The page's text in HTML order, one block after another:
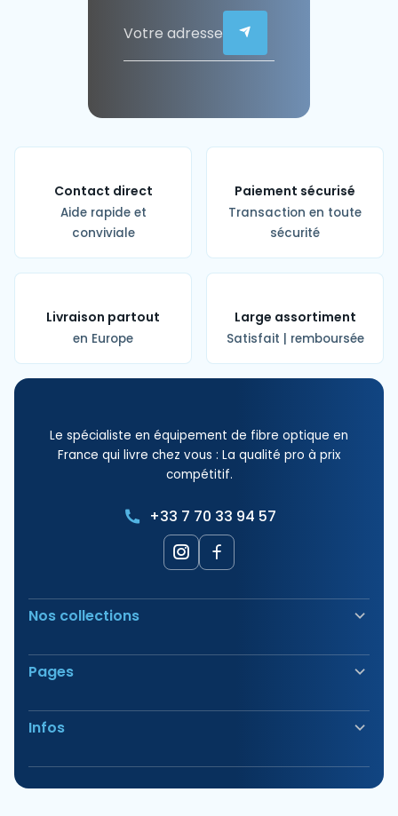
Contact direct
Aide rapide et
conviviale
Paiement sécurisé
Transaction en toute
sécurité
Livraison partout
en Europe
Large assortiment
Satisfait | remboursée
Le spécialiste en équipement de fibre optique en
France qui livre chez vous : La qualité pro à prix
compétitif.
+33 7 70 33 94 57
Nos collections
Soudeuse Fibre Optique
Sécurité & Balisage
Outillage
Tirage & Aiguillage
Énergie Solaire
Pages
Nos Produits
Nos Offres
Avis
Nos Magasins
Infos
Vous avez des questions?